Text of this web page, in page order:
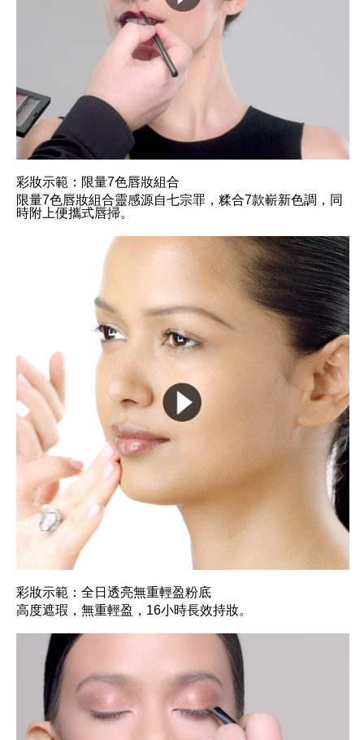
彩妝示範：限量7色唇妝組合
限量7色唇妝組合靈感源自七宗罪，糅合7款嶄新色調，同
時附上便攜式唇掃。
彩妝示範：全日透亮無重輕盈粉底
高度遮瑕，無重輕盈，16小時長效持妝。